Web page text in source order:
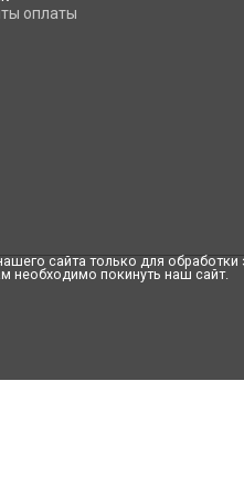
оплаты
сайта только для обработки
необходимо покинуть наш сайт.